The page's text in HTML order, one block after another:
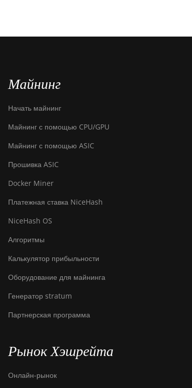
Майнинг
Начать майнинг
Майнинг с помощью CPU/GPU
Майнинг с помощью ASIC
Прошивка ASIC
Docker Miner
Платежная ставка NiceHash
NiceHash OS
Алгоритмы
Калькулятор прибыльности
Оборудование для майнинга
Генератор stratum
Партнерская программа
Рынок Хэшрейта
Онлайн-рынок